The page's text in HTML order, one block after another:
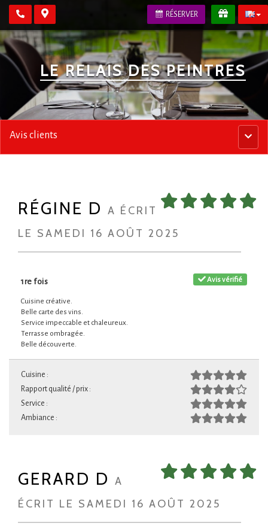
RÉSERVER
LE RELAIS DES PEINTRES
Menu
Avis clients
RÉGINE D A ÉCRIT
LE SAMEDI 16 AOÛT 2025
Avis vérifié
1re fois
Cuisine créative.
Belle carte des vins.
Service impeccable et chaleureux.
Terrasse ombragée.
Belle découverte.
Cuisine :
Rapport qualité / prix :
Service :
Ambiance :
GERARD D A
ÉCRIT LE SAMEDI 16 AOÛT 2025